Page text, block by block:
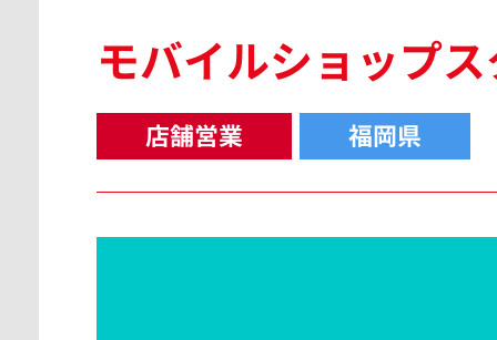
モバイルショップ
店舗営業 福岡県